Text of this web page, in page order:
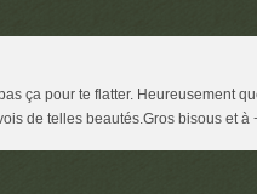
ça pour te flatter. Heureusement
de telles beautés.Gros bisous et à